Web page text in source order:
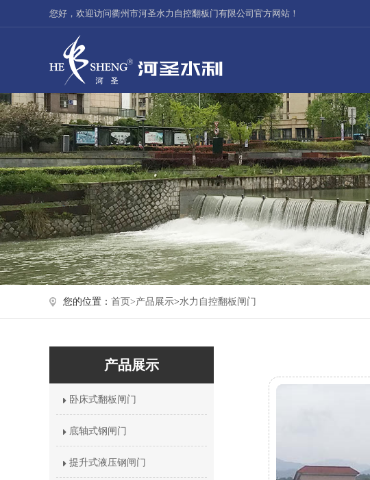
您好，欢迎访问衢州市河圣水力自控翻板门有限公司官方网站！
您的位置： 首页>产品展示>水力自控翻板闸门
产品展示
卧床式翻板闸门
底轴式钢闸门
提升式液压钢闸门